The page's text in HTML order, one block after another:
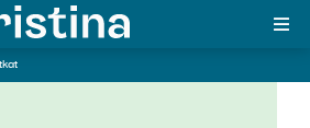
keväiselle